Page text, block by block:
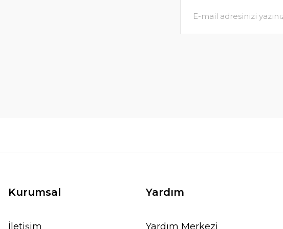
Kurumsal
İletişim
Yardım
Yardım Merkezi